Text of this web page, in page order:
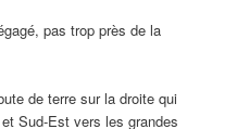
pas trop près de la
de terre sur la droite qui
Sud-Est vers les grandes